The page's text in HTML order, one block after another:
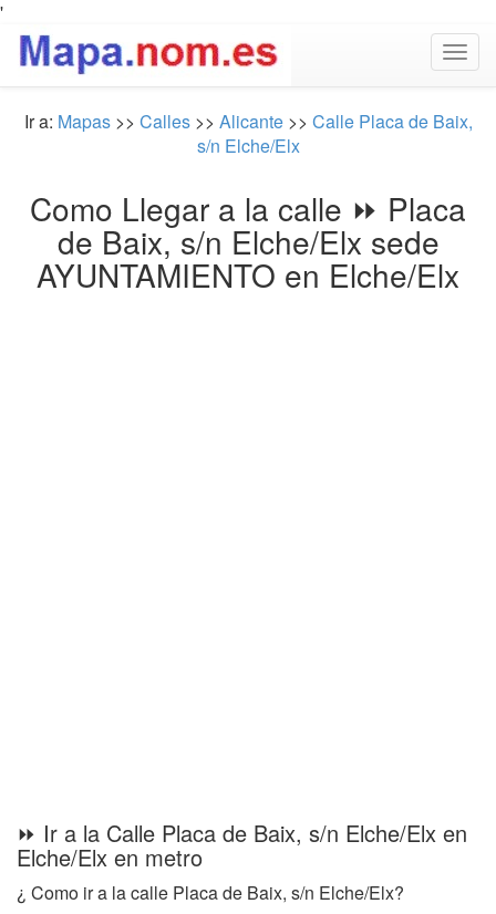
'
Ir a: Mapas >> Calles >> Alicante >> Calle Placa de Baix,
s/n Elche/Elx
Como Llegar a la calle ⏩ Placa
de Baix, s/n Elche/Elx sede
AYUNTAMIENTO en Elche/Elx
⏩ Ir a la Calle Placa de Baix, s/n Elche/Elx en
Elche/Elx en metro
¿ Como ir a la calle Placa de Baix, s/n Elche/Elx?